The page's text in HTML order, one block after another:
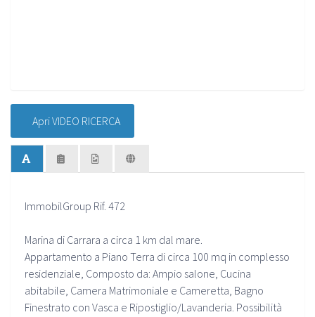
Apri VIDEO RICERCA
ImmobilGroup Rif. 472
Marina di Carrara a circa 1 km dal mare.
Appartamento a Piano Terra di circa 100 mq in complesso
residenziale, Composto da: Ampio salone, Cucina
abitabile, Camera Matrimoniale e Cameretta, Bagno
Finestrato con Vasca e Ripostiglio/Lavanderia. Possibilità